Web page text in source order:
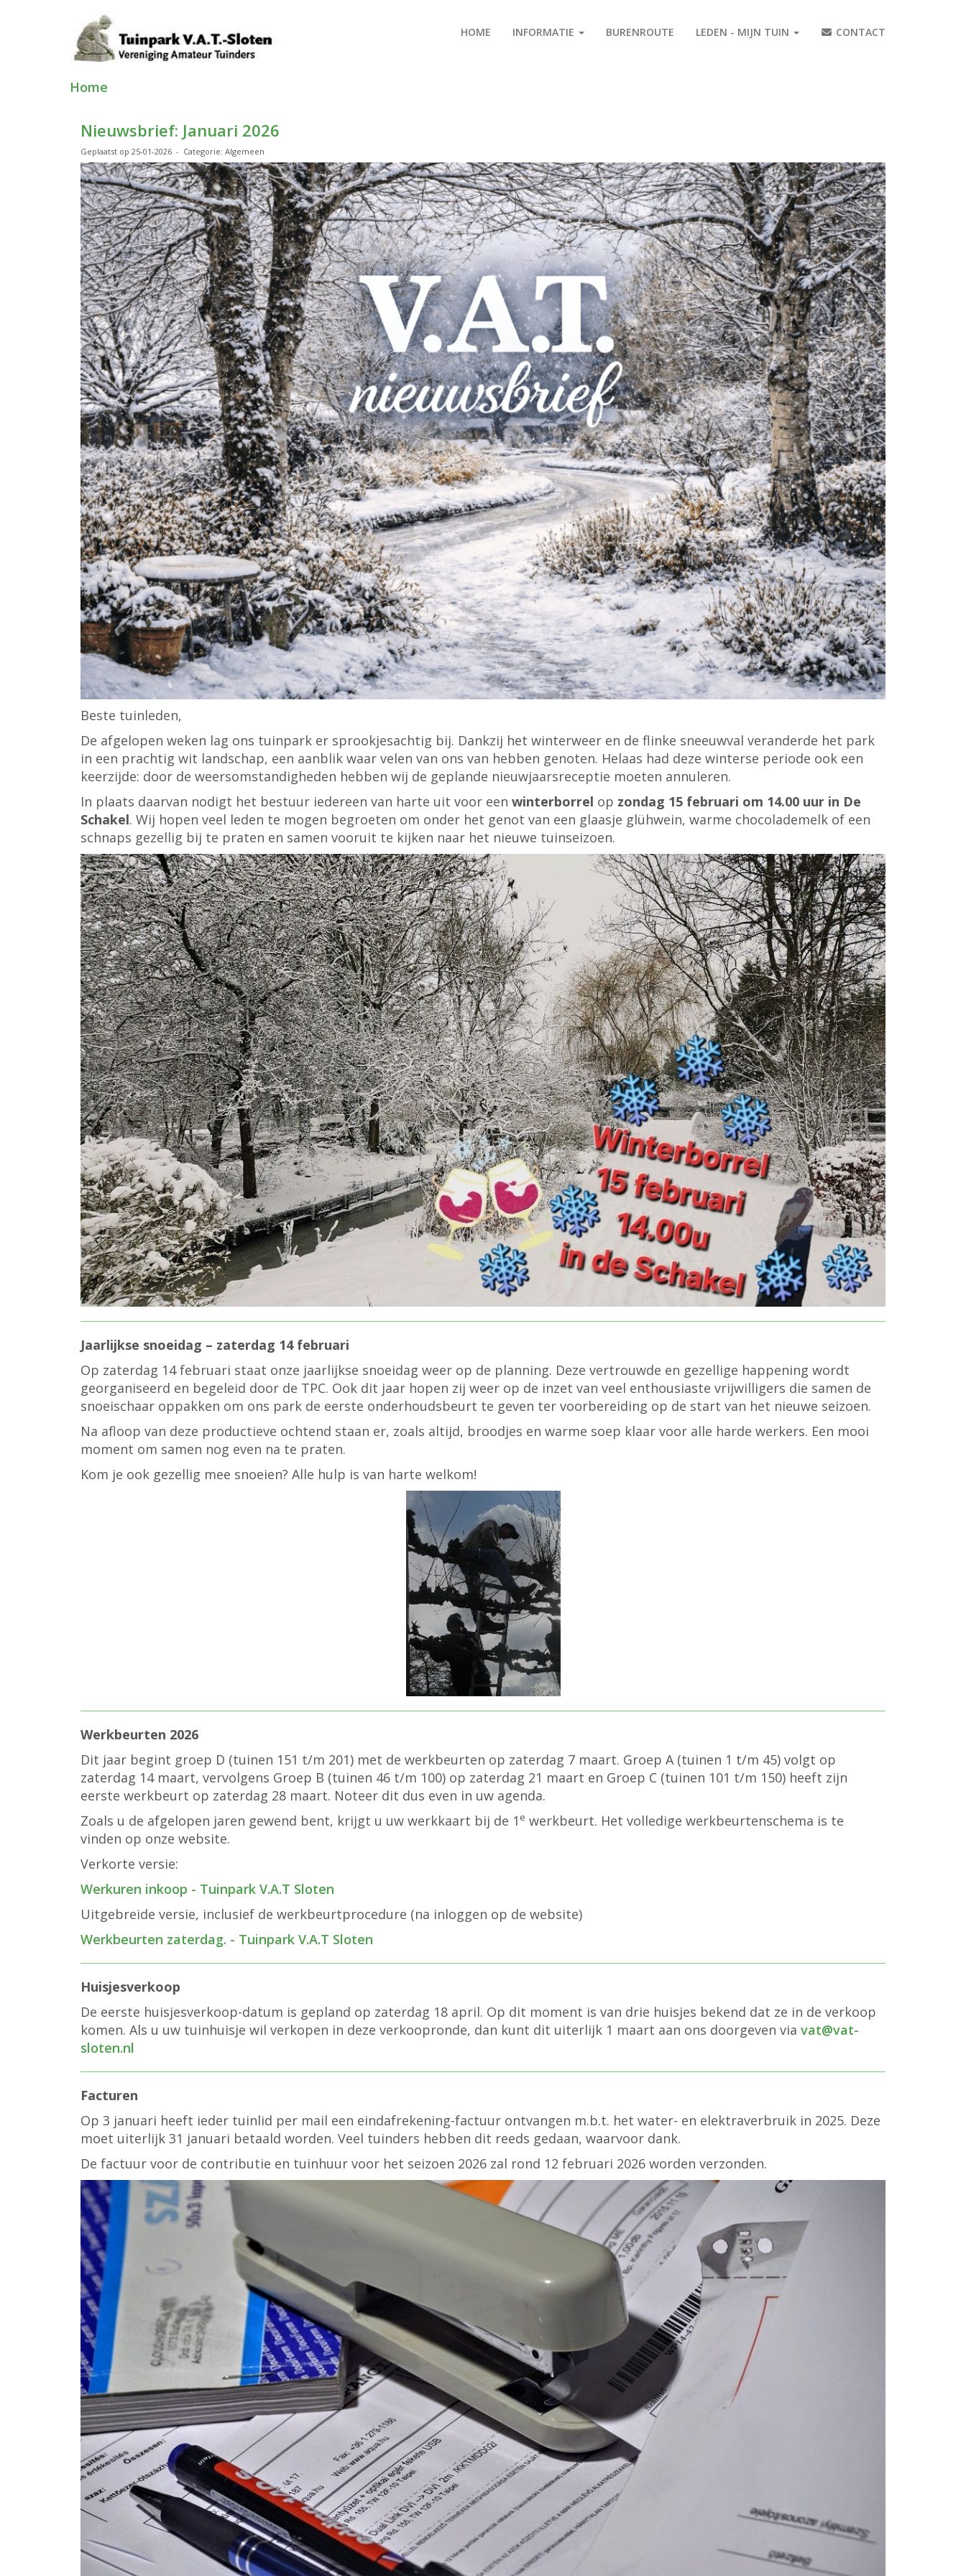
HOME INFORMATIE BURENROUTE LEDEN - MIJN TUIN CONTACT
Home
Nieuwsbrief: Januari 2026
Geplaatst op 25-01-2026 - Categorie: Algemeen
Beste tuinleden,
De afgelopen weken lag ons tuinpark er sprookjesachtig bij. Dankzij het winterweer en de flinke sneeuwval veranderde het park
in een prachtig wit landschap, een aanblik waar velen van ons van hebben genoten. Helaas had deze winterse periode ook een
keerzijde: door de weersomstandigheden hebben wij de geplande nieuwjaarsreceptie moeten annuleren.
In plaats daarvan nodigt het bestuur iedereen van harte uit voor een winterborrel op zondag 15 februari om 14.00 uur in De
Schakel. Wij hopen veel leden te mogen begroeten om onder het genot van een glaasje glühwein, warme chocolademelk of een
schnaps gezellig bij te praten en samen vooruit te kijken naar het nieuwe tuinseizoen.
Jaarlijkse snoeidag – zaterdag 14 februari
Op zaterdag 14 februari staat onze jaarlijkse snoeidag weer op de planning. Deze vertrouwde en gezellige happening wordt
georganiseerd en begeleid door de TPC. Ook dit jaar hopen zij weer op de inzet van veel enthousiaste vrijwilligers die samen de
snoeischaar oppakken om ons park de eerste onderhoudsbeurt te geven ter voorbereiding op de start van het nieuwe seizoen.
Na afloop van deze productieve ochtend staan er, zoals altijd, broodjes en warme soep klaar voor alle harde werkers. Een mooi
moment om samen nog even na te praten.
Kom je ook gezellig mee snoeien? Alle hulp is van harte welkom!
Werkbeurten 2026
Dit jaar begint groep D (tuinen 151 t/m 201) met de werkbeurten op zaterdag 7 maart. Groep A (tuinen 1 t/m 45) volgt op
zaterdag 14 maart, vervolgens Groep B (tuinen 46 t/m 100) op zaterdag 21 maart en Groep C (tuinen 101 t/m 150) heeft zijn
eerste werkbeurt op zaterdag 28 maart. Noteer dit dus even in uw agenda.
Zoals u de afgelopen jaren gewend bent, krijgt u uw werkkaart bij de 1 e werkbeurt. Het volledige werkbeurtenschema is te
vinden op onze website.
Verkorte versie:
Werkuren inkoop - Tuinpark V.A.T Sloten
Uitgebreide versie, inclusief de werkbeurtprocedure (na inloggen op de website)
Werkbeurten zaterdag. - Tuinpark V.A.T Sloten
Huisjesverkoop
De eerste huisjesverkoop-datum is gepland op zaterdag 18 april. Op dit moment is van drie huisjes bekend dat ze in de verkoop
komen. Als u uw tuinhuisje wil verkopen in deze verkoopronde, dan kunt dit uiterlijk 1 maart aan ons doorgeven via vat@vat-
sloten.nl
Facturen
Op 3 januari heeft ieder tuinlid per mail een eindafrekening-factuur ontvangen m.b.t. het water- en elektraverbruik in 2025. Deze
moet uiterlijk 31 januari betaald worden. Veel tuinders hebben dit reeds gedaan, waarvoor dank.
De factuur voor de contributie en tuinhuur voor het seizoen 2026 zal rond 12 februari 2026 worden verzonden.